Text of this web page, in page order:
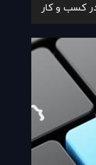
کسب و کار